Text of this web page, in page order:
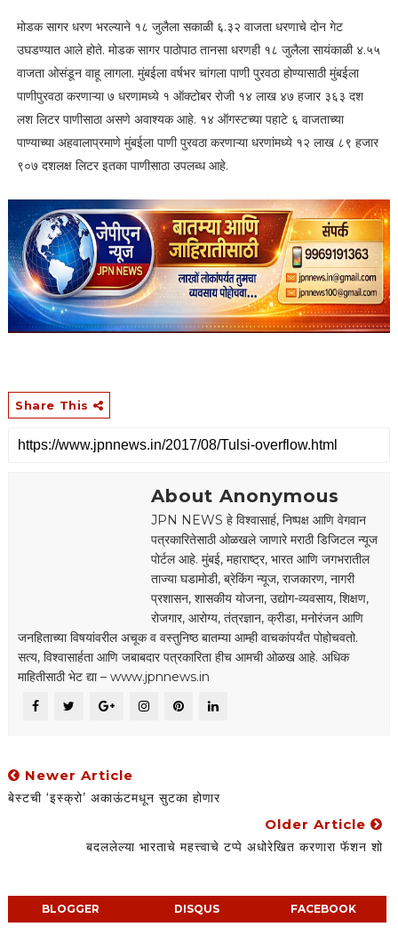
मोडक सागर धरण भरल्याने १८ जुलैला सकाळी ६.३२ वाजता धरणाचे दोन गेट
उघडण्यात आले होते. मोडक सागर पाठोपाठ तानसा धरणही १८ जुलैला सायंकाळी ४.५५
वाजता ओसंडून वाहू लागला. मुंबईला वर्षभर चांगला पाणी पुरवठा होण्यासाठी मुंबईला
पाणीपुरवठा करणाऱ्या ७ धरणामध्ये १ ऑक्टोबर रोजी १४ लाख ४७ हजार ३६३ दश
लश लिटर पाणीसाठा असणे अवाश्यक आहे. १४ ऑगस्टच्या पहाटे ६ वाजताच्या
पाण्याच्या अहवालाप्रमाणे मुंबईला पाणी पुरवठा करणाऱ्या धरणांमध्ये १२ लाख ८९ हजार
९०७ दशलक्ष लिटर इतका पाणीसाठा उपलब्ध आहे.
Share This
About Anonymous
JPN NEWS हे विश्वासार्ह, निष्पक्ष आणि वेगवान
पत्रकारितेसाठी ओळखले जाणारे मराठी डिजिटल न्यूज
पोर्टल आहे. मुंबई, महाराष्ट्र, भारत आणि जगभरातील
ताज्या घडामोडी, ब्रेकिंग न्यूज, राजकारण, नागरी
प्रशासन, शासकीय योजना, उद्योग-व्यवसाय, शिक्षण,
रोजगार, आरोग्य, तंत्रज्ञान, क्रीडा, मनोरंजन आणि
जनहिताच्या विषयांवरील अचूक व वस्तुनिष्ठ बातम्या आम्ही वाचकांपर्यंत पोहोचवतो.
सत्य, विश्वासार्हता आणि जबाबदार पत्रकारिता हीच आमची ओळख आहे. अधिक
माहितीसाठी भेट द्या – www.jpnnews.in
Newer Article
बेस्टची ‘इस्क्रो’ अकाऊंटमधून सुटका होणार
Older Article
बदललेल्या भारताचे महत्त्वाचे टप्पे अधोरेखित करणारा फॅशन शो
BLOGGER DISQUS FACEBOOK